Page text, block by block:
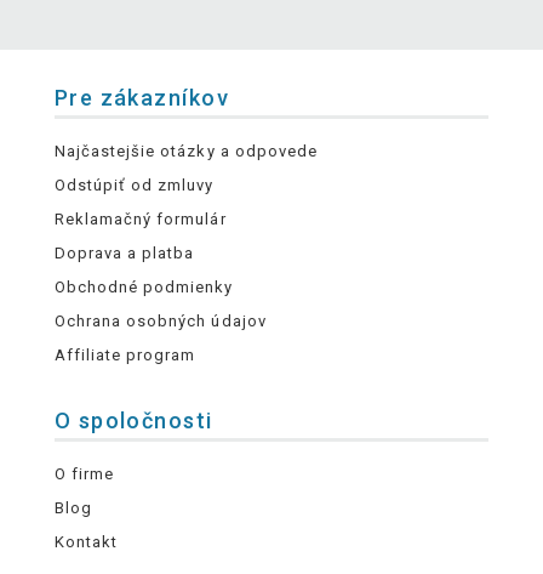
Pre zákazníkov
Najčastejšie otázky a odpovede
Odstúpiť od zmluvy
Reklamačný formulár
Doprava a platba
Obchodné podmienky
Ochrana osobných údajov
Affiliate program
O spoločnosti
O firme
Blog
Kontakt